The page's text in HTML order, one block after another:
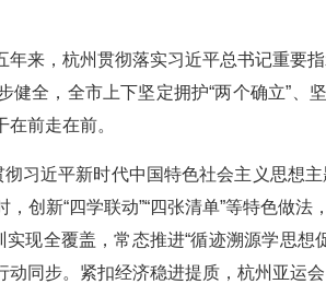
年来，杭州贯彻落实习近平总书记重要
全，全市上下坚定拥护“两个确立”、
前走在前。
彻习近平新时代中国特色社会主义思想
创新“四学联动”“四张清单”等特色做法
现全覆盖，常态推进“循迹溯源学思
同步。紧扣经济稳进提质，杭州亚运